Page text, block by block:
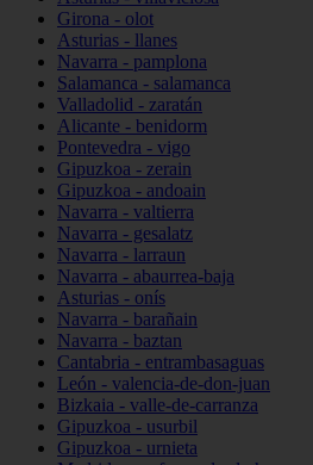
Girona - olot
Asturias - llanes
Navarra - pamplona
Salamanca - salamanca
Valladolid - zaratán
Alicante - benidorm
Pontevedra - vigo
Gipuzkoa - zerain
Gipuzkoa - andoain
Navarra - valtierra
Navarra - gesalatz
Navarra - larraun
Navarra - abaurrea-baja
Asturias - onís
Navarra - barañain
Navarra - baztan
Cantabria - entrambasaguas
León - valencia-de-don-juan
Bizkaia - valle-de-carranza
Gipuzkoa - usurbil
Gipuzkoa - urnieta